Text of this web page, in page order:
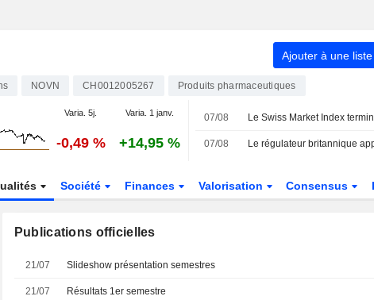
Ajouter à une liste
NOVN CH0012005267 Produits pharmaceutiques
Varia. 5j. Varia. 1 janv.
-0,49 % +14,95 %
07/08
07/08
Société Finances Valorisation Consensus
Publications officielles
21/07 Slideshow présentation semestres
21/07 Résultats 1er semestre